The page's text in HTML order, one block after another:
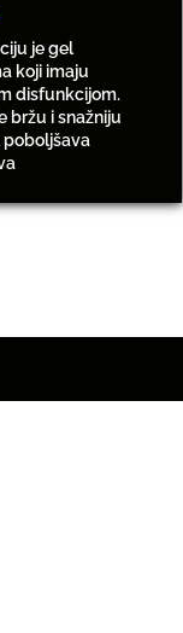
je gel
koji imaju
disfunkcijom.
bržu i snažniju
poboljšava